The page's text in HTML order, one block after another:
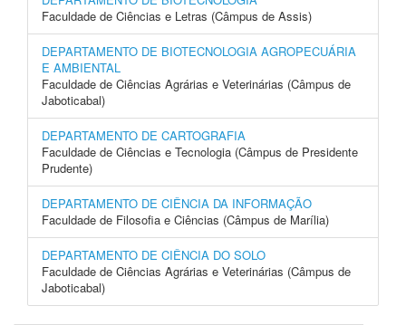
Faculdade de Ciências e Letras (Câmpus de Assis)
DEPARTAMENTO DE BIOTECNOLOGIA AGROPECUÁRIA
E AMBIENTAL
Faculdade de Ciências Agrárias e Veterinárias (Câmpus de
Jaboticabal)
DEPARTAMENTO DE CARTOGRAFIA
Faculdade de Ciências e Tecnologia (Câmpus de Presidente
Prudente)
DEPARTAMENTO DE CIÊNCIA DA INFORMAÇÃO
Faculdade de Filosofia e Ciências (Câmpus de Marília)
DEPARTAMENTO DE CIÊNCIA DO SOLO
Faculdade de Ciências Agrárias e Veterinárias (Câmpus de
Jaboticabal)